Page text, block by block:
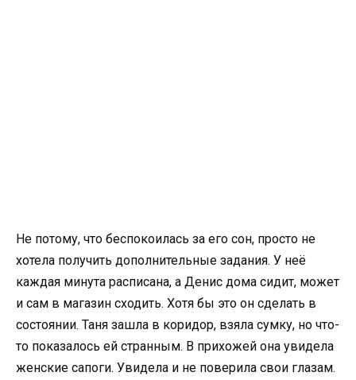
Не потому, что беспокоилась за его сон, просто не
хотела получить дополнительные задания. У неё
каждая минута расписана, а Денис дома сидит, может
и сам в магазин сходить. Хотя бы это он сделать в
состоянии. Таня зашла в коридор, взяла сумку, но что-
то показалось ей странным. В прихожей она увидела
женские сапоги. Увидела и не поверила свои глазам.